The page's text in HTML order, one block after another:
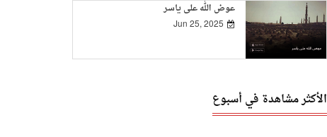
‏عوض الله على ياسر
Jun 25, 2025
الأكثر مشاهدة في أسبوع